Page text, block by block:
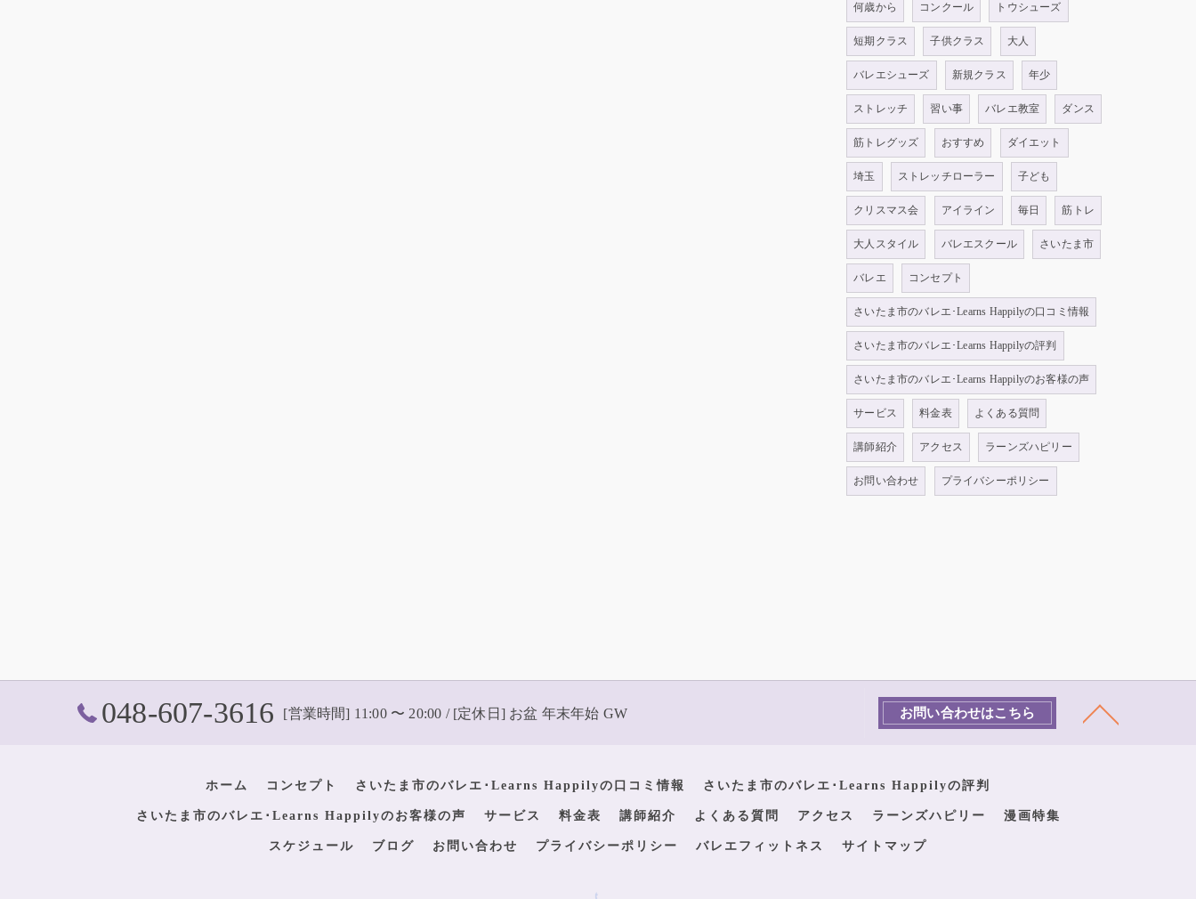
何歳から コンクール トウシューズ
短期クラス 子供クラス 大人
バレエシューズ 新規クラス 年少
ストレッチ 習い事 バレエ教室 ダンス
筋トレグッズ おすすめ ダイエット
埼玉 ストレッチローラー 子ども
クリスマス会 アイライン 毎日 筋トレ
大人スタイル バレエスクール さいたま市
バレエ コンセプト
さいたま市のバレエ･Learns Happilyの口コミ情報
さいたま市のバレエ･Learns Happilyの評判
さいたま市のバレエ･Learns Happilyのお客様の声
サービス 料金表 よくある質問
講師紹介 アクセス ラーンズハピリー
お問い合わせ プライバシーポリシー
048-607-3616 [営業時間] 11:00 〜 20:00 / [定休日] お盆 年末年始 GW お問い合わせはこちら
ホーム コンセプト さいたま市のバレエ･Learns Happilyの口コミ情報 さいたま市のバレエ･Learns Happilyの評判
さいたま市のバレエ･Learns Happilyのお客様の声 サービス 料金表 講師紹介 よくある質問 アクセス ラーンズハピリー 漫画特集
スケジュール ブログ お問い合わせ プライバシーポリシー バレエフィットネス サイトマップ